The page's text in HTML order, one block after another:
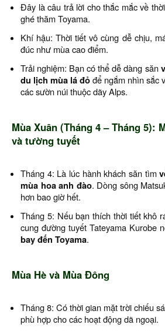
Đây là câu trả lời cho thắc mắc về
ghé thăm Toyama.
Khí hậu: Thời tiết vô cùng dễ chịu,
đúc như mùa cao điểm.
Trải nghiệm: Bạn có thể dễ dàng săn
du lịch mùa lá đỏđể ngắm nhìn sắc
các sườn núi thuộc dãy Alps.
Mùa Xuân (Tháng 4 – Tháng 5):
và tường tuyết
Tháng 4: Là lúc hành khách săn tìm
mùa hoa anh đào. Dòng sông
hơn bao giờ hết.
Tháng 5: Nếu bạn thích thời tiết khô
cung đường tuyết Tateyama Kurobe
bay đến Toyama.
Mùa Hè và Mùa Đông
Tháng 8: Có thời gian mặt trời chiếu
phù hợp cho các hoạt động dã ngoại.